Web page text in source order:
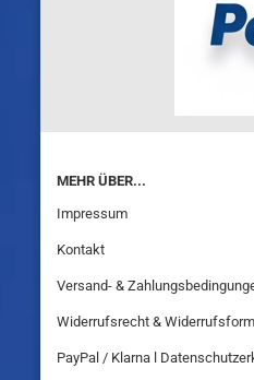
MEHR ÜBER...
Impressum
Kontakt
Versand- &
Widerrufsrecht &
PayPal / Klarna l